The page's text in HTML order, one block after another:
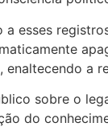
esses
a
sobre o
do